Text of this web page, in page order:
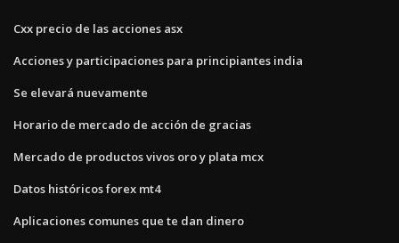
Cxx precio de las acciones asx
Acciones y participaciones para principiantes india
Se elevará nuevamente
Horario de mercado de acción de gracias
Mercado de productos vivos oro y plata mcx
Datos históricos forex mt4
Aplicaciones comunes que te dan dinero